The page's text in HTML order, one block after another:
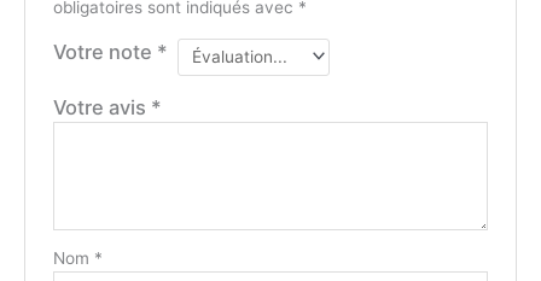
obligatoires sont indiqués avec *
Votre note *
Votre avis *
Nom *